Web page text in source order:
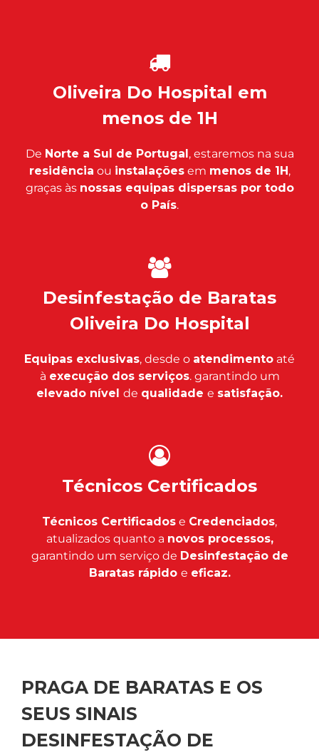
Oliveira Do Hospital em
menos de 1H
De Norte a Sul de Portugal, estaremos na sua
residência ou instalaçõesem menos de 1H,
graças às nossas equipas dispersas por todo
o País.
Desinfestação de Baratas
Oliveira Do Hospital
Equipas exclusivas, desde o atendimento até
à execução dos serviços. garantindo um
elevado nível de qualidade e satisfação.
Técnicos Certificados
Técnicos Certificados e Credenciados,
atualizados quanto a novos processos,
garantindo um serviço de Desinfestação de
Baratas rápido e eficaz.
PRAGA DE BARATAS E OS
SEUS SINAIS
DESINFESTAÇÃO DE